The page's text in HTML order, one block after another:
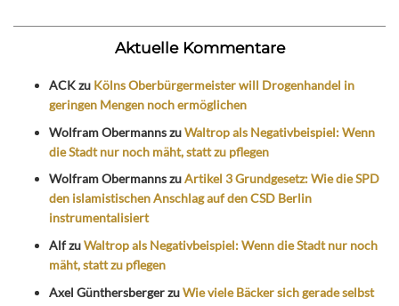
Aktuelle Kommentare
ACKzu Kölns Oberbürgermeister will Drogenhandel in
geringen Mengen noch ermöglichen
Wolfram ObermannszuWaltrop als Negativbeispiel: Wenn
die Stadt nur noch mäht, statt zu pflegen
Wolfram ObermannszuArtikel 3 Grundgesetz: Wie die SPD
den islamistischen Anschlag auf den CSD Berlin
instrumentalisiert
AlfzuWaltrop als Negativbeispiel: Wenn die Stadt nur noch
mäht, statt zu pflegen
Axel GünthersbergerzuWie viele Bäcker sich gerade selbst